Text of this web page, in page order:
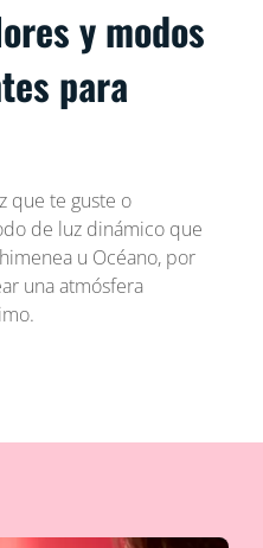
y modos
para
que te guste o
de luz dinámico que
u Océano, por
una atmósfera